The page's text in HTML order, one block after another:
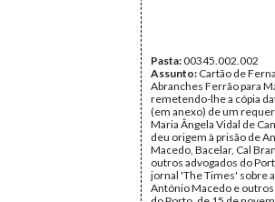
Pasta:00345.002.002
Assunto: Cartão de
Abranches Ferrão para
remetendo-lhe a cópia
(em anexo) de um
Maria Ângela Vidal de
deu origem à prisão de
Macedo, Bacelar, Cal
outros advogados do
jornal 'The Times' sobre
António Macedo e